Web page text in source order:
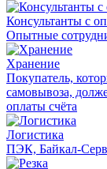
Консультанты с
Опытные
Хранение
Покупатель,
самовывоза,
оплаты счёта
Логистика
ПЭК, Байкал-